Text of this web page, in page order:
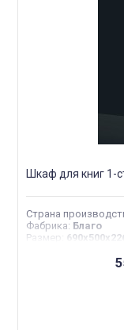
Шкаф для книг 1-
Страна
Фабрика: Благо
Размер :